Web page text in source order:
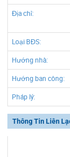
Địa chỉ:
Loại BĐS:
Hướng nhà:
Hướng ban công:
Pháp lý:
Thông Tin Liên